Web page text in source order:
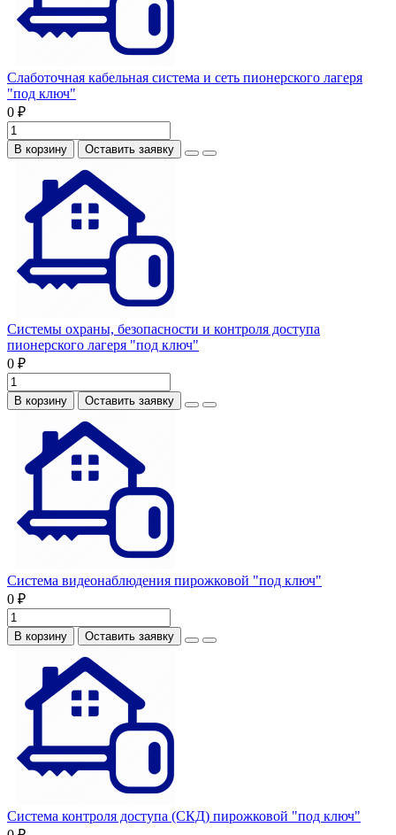
Слаботочная кабельная система и сеть пионерского лагеря
"под ключ"
0 ₽
В корзину Оставить заявку
Системы охраны, безопасности и контроля доступа
пионерского лагеря "под ключ"
0 ₽
В корзину Оставить заявку
Система видеонаблюдения пирожковой "под ключ"
0 ₽
В корзину Оставить заявку
Система контроля доступа (СКД) пирожковой "под ключ"